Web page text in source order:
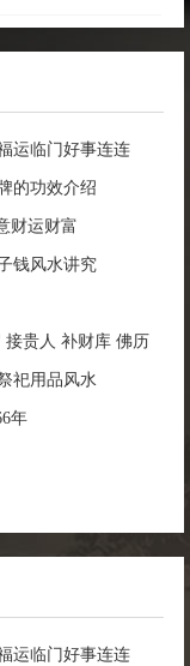
运临门好事连连
的功效介绍
财运财富
钱风水讲究
接贵人 补财库 佛历
祀用品风水
年
运临门好事连连